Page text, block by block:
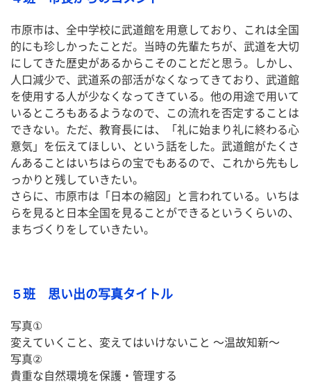
市原市は、全中学校に武道館を用意しており、これは全国
的にも珍しかったことだ。当時の先輩たちが、武道を大切
にしてきた歴史があるからこそのことだと思う。しかし、
人口減少で、武道系の部活がなくなってきており、武道館
を使用する人が少なくなってきている。他の用途で用いて
いるところもあるようなので、この流れを否定することは
できない。ただ、教育長には、「礼に始まり礼に終わる心
意気」を伝えてほしい、という話をした。武道館がたくさ
んあることはいちはらの宝でもあるので、これから先もし
っかりと残していきたい。
さらに、市原市は「日本の縮図」と言われている。いちは
らを見ると日本全国を見ることができるというくらいの、
まちづくりをしていきたい。
５班 思い出の写真タイトル
写真①
変えていくこと、変えてはいけないこと 〜温故知新〜
写真②
貴重な自然環境を保護・管理する